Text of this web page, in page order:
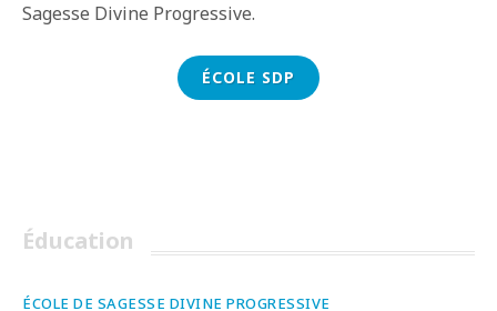
Sagesse Divine Progressive.
ÉCOLE SDP
Éducation
ÉCOLE DE SAGESSE DIVINE PROGRESSIVE